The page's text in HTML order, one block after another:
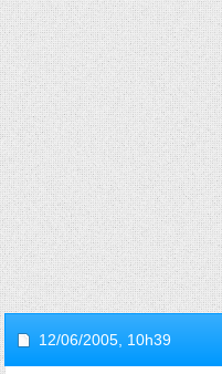
12/06/2005, 10h39